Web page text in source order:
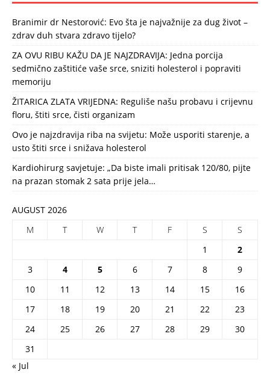
Branimir dr Nestorović: Evo šta je najvažnije za dug život –
zdrav duh stvara zdravo tijelo?
ZA OVU RIBU KAŽU DA JE NAJZDRAVIJA: Jedna porcija
sedmično zaštitiće vaše srce, sniziti holesterol i popraviti
memoriju
ŽITARICA ZLATA VRIJEDNA: Reguliše našu probavu i crijevnu
floru, štiti srce, čisti organizam
Ovo je najzdravija riba na svijetu: Može usporiti starenje, a
usto štiti srce i snižava holesterol
Kardiohirurg savjetuje: „Da biste imali pritisak 120/80, pijte
na prazan stomak 2 sata prije jela…
AUGUST 2026
M
T W T F S
S
1
2
3
4 5 6 7 8
9
10
11 12 13 14 15
16
17
18 19 20 21 22
23
24
25 26 27 28 29
30
31
« Jul